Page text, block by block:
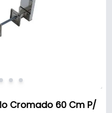
Cromado 60 Cm P/